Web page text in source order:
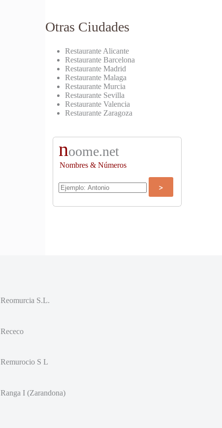
Otras Ciudades
Restaurante Alicante
Restaurante Barcelona
Restaurante Madrid
Restaurante Malaga
Restaurante Murcia
Restaurante Sevilla
Restaurante Valencia
Restaurante Zaragoza
noome.net
Nombres & Números
Reomurcia S.L.
Receco
Remurocio S L
Ranga I (Zarandona)